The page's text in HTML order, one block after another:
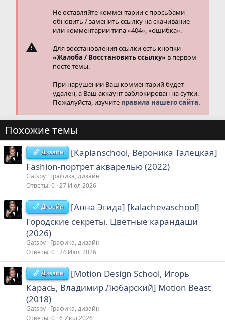
Не оставляйте комментарии с просьбами
обновить / заменить ссылку на скачивание
или комментарии типа «404», «ошибка».
Для восстановления ссылки есть кнопки
«Жалоба / Восстановить ссылку» в первом
посте темы.
При нарушении Ваш комментарий будет
удален, а Ваш аккаунт заблокирован на сутки.
Пожалуйста, изучите правила нашего сайта.
Похожие темы
Дизайн
[Kaplanschool, Вероника Талецкая]
Fashion-портрет акварелью (2022)
Gatsby Графика, дизайн
Ответы 0 27 Июл 2026
Дизайн
[Анна Эгида] [kalachevaschool]
Городские секреты. Цветные карандаши
(2026)
Gatsby Графика, дизайн
Ответы 0 24 Июл 2026
Дизайн
[Motion Design School, Игорь
Карась, Владимир Любарский] Motion Beast
(2018)
Gatsby Графика, дизайн
Ответы 0 6 Июл 2026